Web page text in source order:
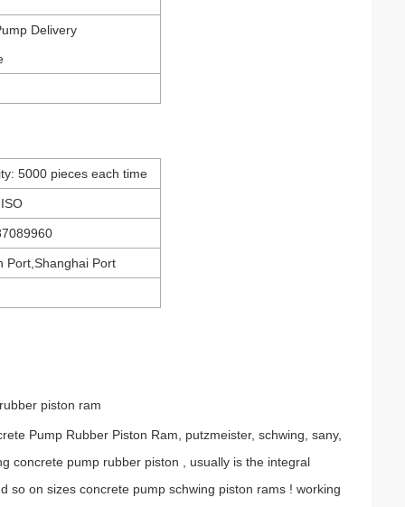
Delivery
5000 pieces each time
Port,Shanghai Port
piston ram
Pump Rubber Piston Ram, putzmeister, schwing, sany,
concrete pump rubber piston , usually is the integral
so on sizes concrete pump schwing piston rams ! working